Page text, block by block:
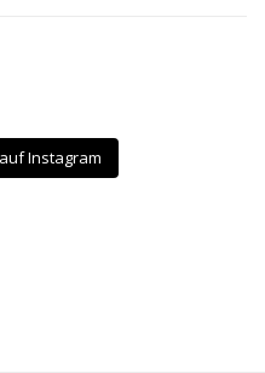
Instagram